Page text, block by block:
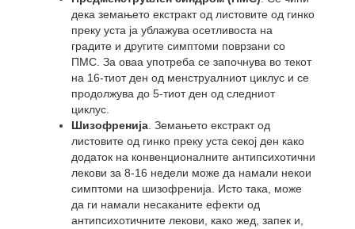
дека земањето екстракт од листовите од гинко
преку уста ја ублажува осетливоста на
градите и другите симптоми поврзани со
ПМС. За оваа употреба се започнува во текот
на 16-тиот ден од менструалниот циклус и се
продолжува до 5-тиот ден од следниот
циклус.
Шизофренија. Земањето екстракт од
листовите од гинко преку уста секој ден како
додаток на конвенционалните антипсихотични
лекови за 8-16 недели може да намали некои
симптоми на шизофренија. Исто така, може
да ги намали несаканите ефекти од
антипсихотичните лекови, како жед, запек и,